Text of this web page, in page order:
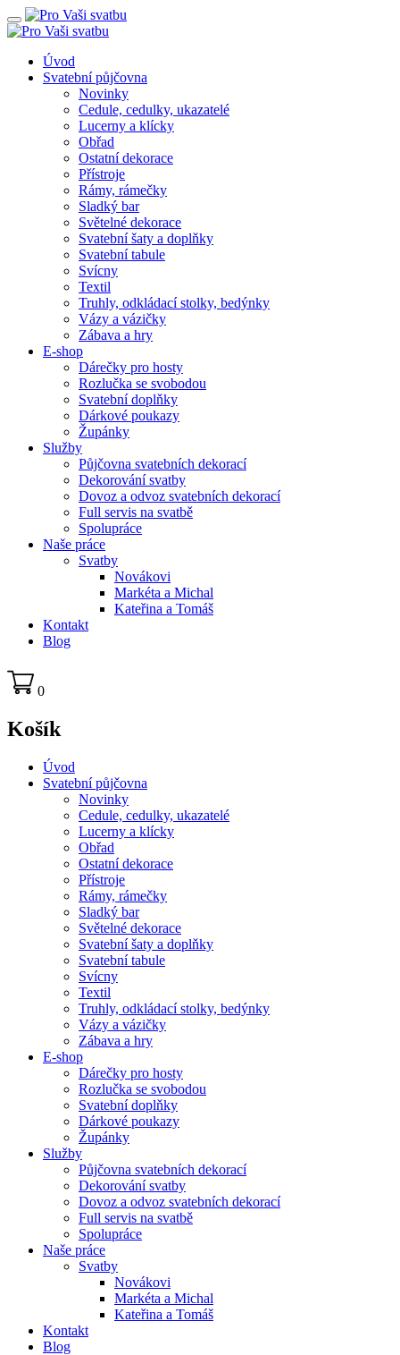
Úvod
Svatební půjčovna
Novinky
Cedule, cedulky, ukazatelé
Lucerny a klícky
Obřad
Ostatní dekorace
Přístroje
Rámy, rámečky
Sladký bar
Světelné dekorace
Svatební šaty a doplňky
Svatební tabule
Svícny
Textil
Truhly, odkládací stolky, bedýnky
Vázy a vázičky
Zábava a hry
E-shop
Dárečky pro hosty
Rozlučka se svobodou
Svatební doplňky
Dárkové poukazy
Župánky
Služby
Půjčovna svatebních dekorací
Dekorování svatby
Dovoz a odvoz svatebních dekorací
Full servis na svatbě
Spolupráce
Naše práce
Svatby
Novákovi
Markéta a Michal
Kateřina a Tomáš
Kontakt
Blog
0
Košík
Úvod
Svatební půjčovna
Novinky
Cedule, cedulky, ukazatelé
Lucerny a klícky
Obřad
Ostatní dekorace
Přístroje
Rámy, rámečky
Sladký bar
Světelné dekorace
Svatební šaty a doplňky
Svatební tabule
Svícny
Textil
Truhly, odkládací stolky, bedýnky
Vázy a vázičky
Zábava a hry
E-shop
Dárečky pro hosty
Rozlučka se svobodou
Svatební doplňky
Dárkové poukazy
Župánky
Služby
Půjčovna svatebních dekorací
Dekorování svatby
Dovoz a odvoz svatebních dekorací
Full servis na svatbě
Spolupráce
Naše práce
Svatby
Novákovi
Markéta a Michal
Kateřina a Tomáš
Kontakt
Blog